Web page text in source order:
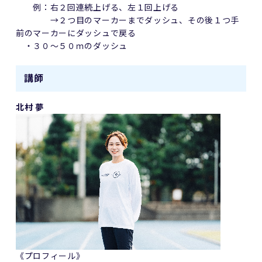
例：右２回連続上げる、左１回上げる
→２つ目のマーカーまでダッシュ、その後１つ手
前のマーカーにダッシュで戻る
・３０～５０ｍのダッシュ
講師
北村 夢
《プロフィール》